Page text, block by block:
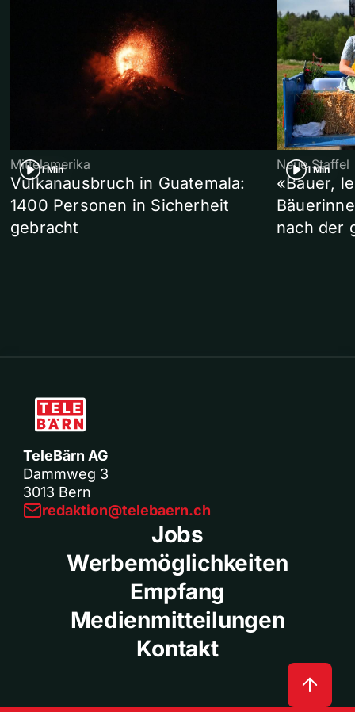
1 Min
Mittelamerika
Vulkanausbruch in Guatemala:
1400 Personen in Sicherheit
gebracht
1 Min
Neue Staffel
«Bauer,
nach der
TeleBärn AG
Dammweg 3
3013 Bern
redaktion@telebaern.ch
Jobs
Werbemöglichkeiten
Empfang
Medienmitteilungen
Kontakt